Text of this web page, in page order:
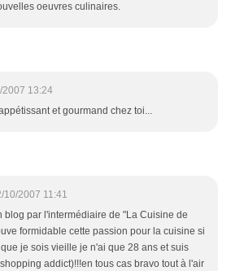
oeuvres culinaires.
2007 13:24
et gourmand chez toi...
10/2007 11:41
blog par l'intermédiaire de "La Cuisine de
formidable cette passion pour la cuisine si
je sois vieille je n'ai que 28 ans et suis
addict)!!!en tous cas bravo tout à l'air